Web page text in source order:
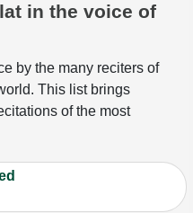
in the voice of
by the many reciters of
This list brings
of the most